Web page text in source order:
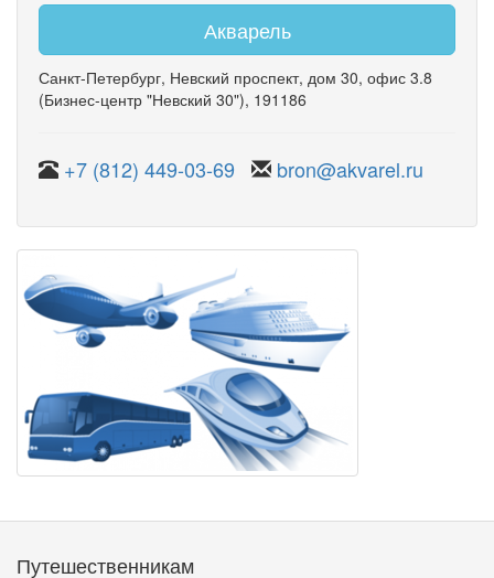
Акварель
Санкт-Петербург, Невский проспект, дом 30, офис 3.8
(Бизнес-центр "Невский 30"), 191186
+7 (812) 449-03-69 bron@akvarel.ru
Путешественникам